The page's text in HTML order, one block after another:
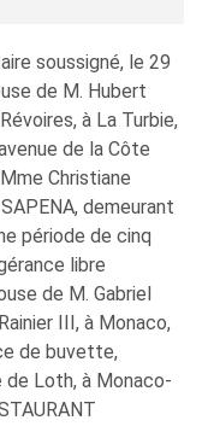
soussigné, le 29
de M. Hubert
à La Turbie,
de la Côte
Christiane
demeurant
période de cinq
libre
de M. Gabriel
III, à Monaco,
de buvette,
Loth, à Monaco-